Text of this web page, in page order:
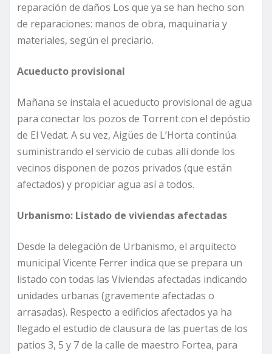
reparación de daños Los que ya se han hecho son
de reparaciones: manos de obra, maquinaria y
materiales, según el preciario.
Acueducto provisional
Mañana se instala el acueducto provisional de agua
para conectar los pozos de Torrent con el depóstio
de El Vedat. A su vez, Aigües de L’Horta continúa
suministrando el servicio de cubas allí donde los
vecinos disponen de pozos privados (que están
afectados) y propiciar agua así a todos.
Urbanismo: Listado de viviendas afectadas
Desde la delegación de Urbanismo, el arquitecto
municipal Vicente Ferrer indica que se prepara un
listado con todas las Viviendas afectadas indicando
unidades urbanas (gravemente afectadas o
arrasadas). Respecto a edificios afectados ya ha
llegado el estudio de clausura de las puertas de los
patios 3, 5 y 7 de la calle de maestro Fortea, para